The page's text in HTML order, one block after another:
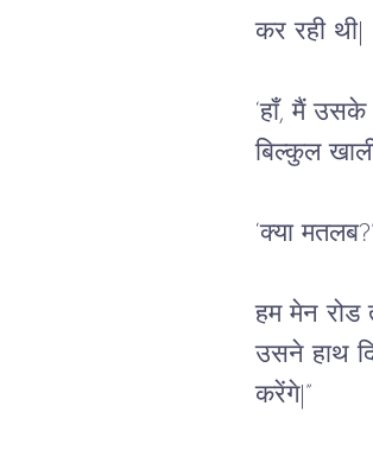
कर रही थी|
‘हाँ, मैं
बिल्कुल
‘क्या मतलब?’
हम मेन रोड
उसने हाथ
करेंगे|”